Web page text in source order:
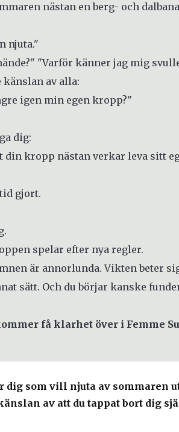
nästan en berg- och
njuta."
"Varför känner jag mig
känslan av alla:
igen min egen kropp?"
dig:
din kropp nästan verkar leva sitt
gjort.
spelar efter nya regler.
är annorlunda. Vikten beter
sätt. Och du börjar kanske
få klarhet över i Femme
dig som vill njuta av sommaren
av att du tappat bort dig